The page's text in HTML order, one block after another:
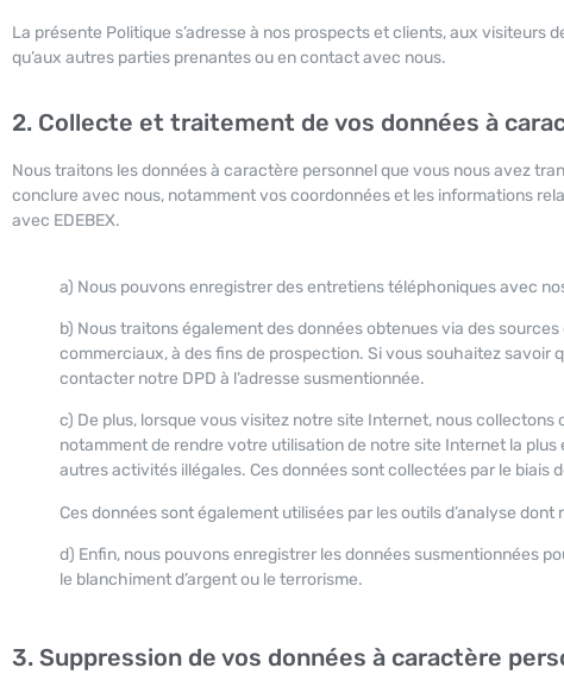
La présente Politique s’adresse à nos prospects et clients, aux
qu’aux autres parties prenantes ou en contact avec nous.
2. Collecte et traitement de vos données à
Nous traitons les données à caractère personnel que vous nous avez
conclure avec nous, notamment vos coordonnées et les informations
avec EDEBEX.
a) Nous pouvons enregistrer des entretiens téléphoniques avec
b) Nous traitons également des données obtenues via des
commerciaux, à des fins de prospection. Si vous souhaitez
contacter notre DPD à l’adresse susmentionnée.
c) De plus, lorsque vous visitez notre site Internet, nous
notamment de rendre votre utilisation de notre site Internet la
autres activités illégales. Ces données sont collectées par le biais
Ces données sont également utilisées par les outils d’analyse
d) Enfin, nous pouvons enregistrer les données susmentionnées
le blanchiment d’argent ou le terrorisme.
3. Suppression de vos données à caractère